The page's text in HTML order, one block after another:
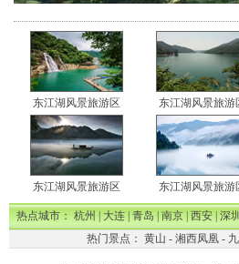
东江湖风景旅游区 东江湖风景旅游
东江湖风景旅游区 东江湖风景旅游
热点城市：杭州|大连|青岛|南京|西安|深
热门景点： 黄山 - 湘西凤凰-